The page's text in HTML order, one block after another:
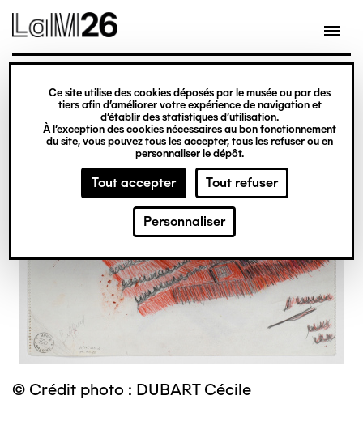
Gestion des cookies
Ce site utilise des cookies déposés par le musée ou par des
tiers afin d’améliorer votre expérience de navigation et
d’établir des statistiques d’utilisation.
À l’exception des cookies nécessaires au bon fonctionnement
du site, vous pouvez tous les accepter, tous les refuser ou en
personnaliser le dépôt.
Tout accepter Tout refuser
Personnaliser
contenu
© Crédit photo : DUBART Cécile